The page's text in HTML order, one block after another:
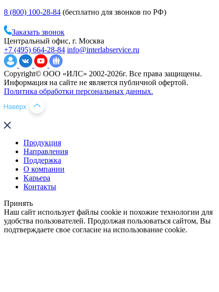
8 (800) 100-28-84 (бесплатно для звонков по РФ)
Заказать звонок
Центральный офис, г. Москва
+7 (495) 664-28-84 info@interlabservice.ru
Copyright© ООО «ИЛС» 2002-2026г. Все права защищены.
Информация на сайте не является публичной офертой.
Политика обработки персональных данных.
Продукция
Направления
Поддержка
О компании
Карьера
Контакты
Принять
Наш сайт использует файлы cookie и похожие технологии для
удобства пользователей. Продолжая пользоваться сайтом, Вы
подтверждаете свое согласие на использование cookie.